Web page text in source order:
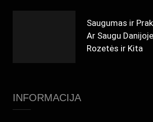
Saugumas ir
Ar Saugu
Rozetės ir Kita
INFORMACIJA